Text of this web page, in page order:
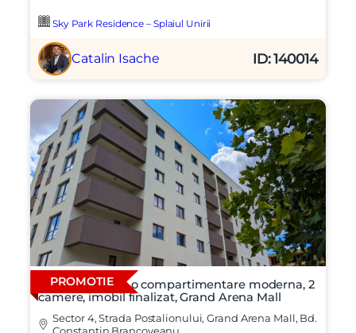
Sky Park Residence – Splaiul Unirii
Catalin Isache ID: 140014
PROMOTIE
Apartament cu o compartimentare moderna, 2
camere, imobil finalizat, Grand Arena Mall
Sector 4, Strada Postalionului, Grand Arena Mall, Bd.